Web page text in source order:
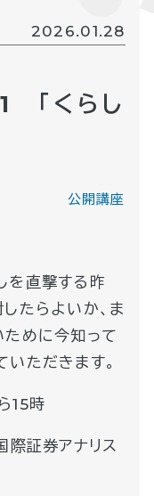
2026.01.28
「くらし
公開講座
を直撃する昨
たらよいか、ま
めに今知って
ただきます。
15時
際証券アナリス